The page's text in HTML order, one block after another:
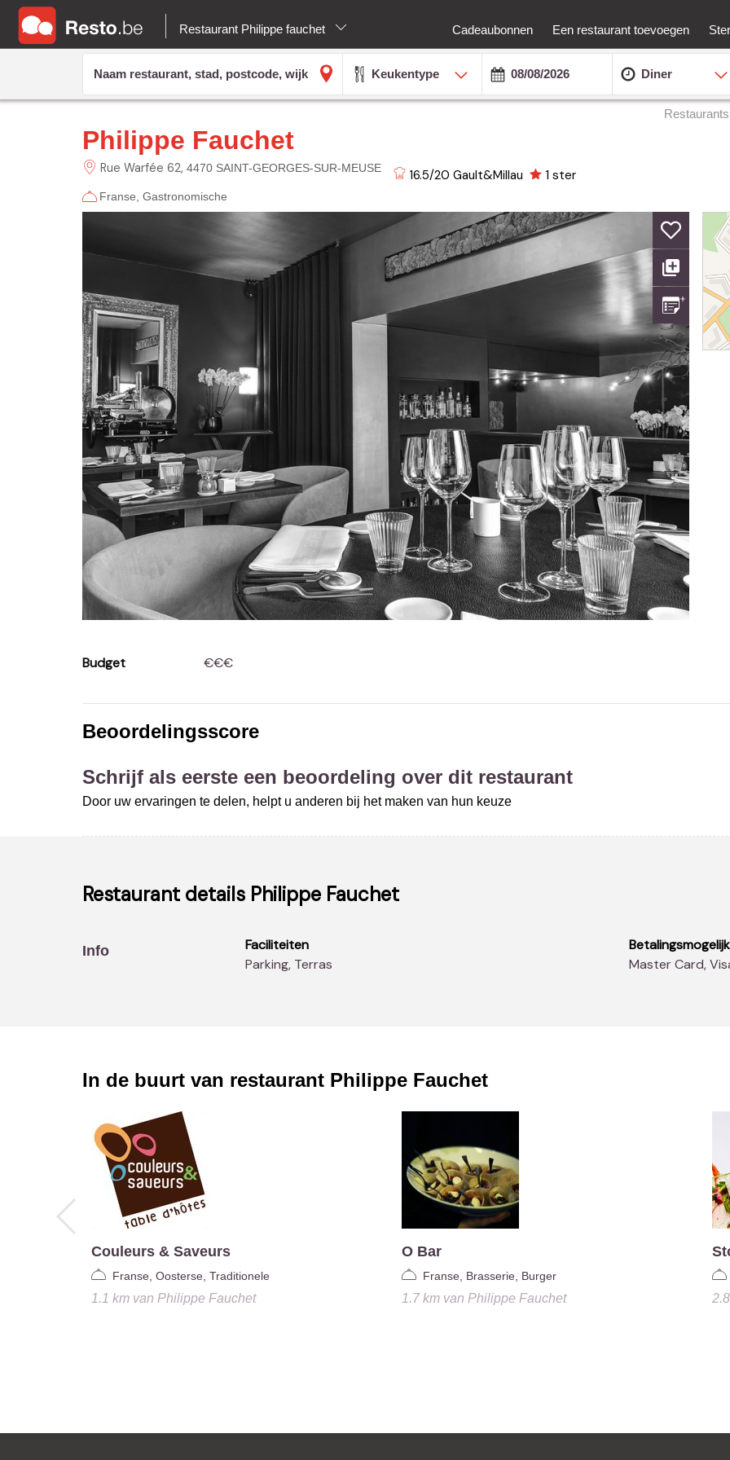
Restaurant Philippe fauchet Cadeaubonnen Een restaurant toevoegen
Keukentype Diner
Restaurants
Philippe Fauchet
Rue Warfée 62 4470 SAINT-GEORGES-SUR-MEUSE 16.5/20 Gault&Millau 1 ster
Franse Gastronomische
Budget €€€
Beoordelingsscore
Schrijf als eerste een beoordeling over dit restaurant
Door uw ervaringen te delen, helpt u anderen bij het maken van hun keuze
Restaurant details Philippe Fauchet
Info
Faciliteiten
Parking, Terras
Master Card,
In de buurt van restaurant Philippe Fauchet
Couleurs & Saveurs
Franse, Oosterse, Traditionele
1.1 kmvan Philippe Fauchet
O Bar
Franse, Brasserie, Burger
1.7 kmvan Philippe Fauchet